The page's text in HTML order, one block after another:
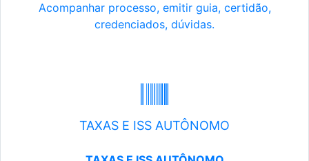
Acompanhar processo, emitir guia, certidão,
credenciados, dúvidas.
TAXAS E ISS AUTÔNOMO